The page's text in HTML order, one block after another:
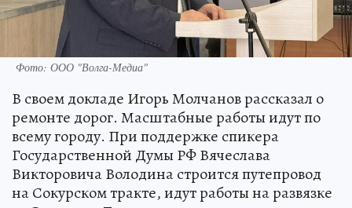
Фото: ООО "Волга-Медиа"
В своем докладе Игорь Молчанов рассказал о
ремонте дорог. Масштабные работы идут по
всему городу. При поддержке спикера
Государственной Думы РФ Вячеслава
Викторовича Володина строится путепровод
на Сокурском тракте, идут работы на развязке